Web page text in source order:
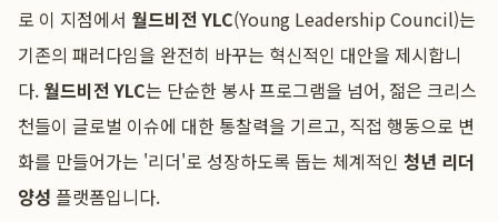
로 이 지점에서 월드비전 YLC(Young Leadership Council)는
기존의 패러다임을 완전히 바꾸는 혁신적인 대안을 제시합니
다. 월드비전 YLC는 단순한 봉사 프로그램을 넘어, 젊은 크리스
천들이 글로벌 이슈에 대한 통찰력을 기르고, 직접 행동으로 변
화를 만들어가는 '리더'로 성장하도록 돕는 체계적인 청년 리더
양성 플랫폼입니다.